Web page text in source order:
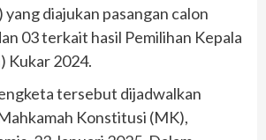
yang diajukan pasangan calon
03 terkait hasil Pemilihan Kepala
Kukar 2024.
tersebut dijadwalkan
Konstitusi (MK),